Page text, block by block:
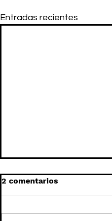
Entradas recientes
2 comentarios